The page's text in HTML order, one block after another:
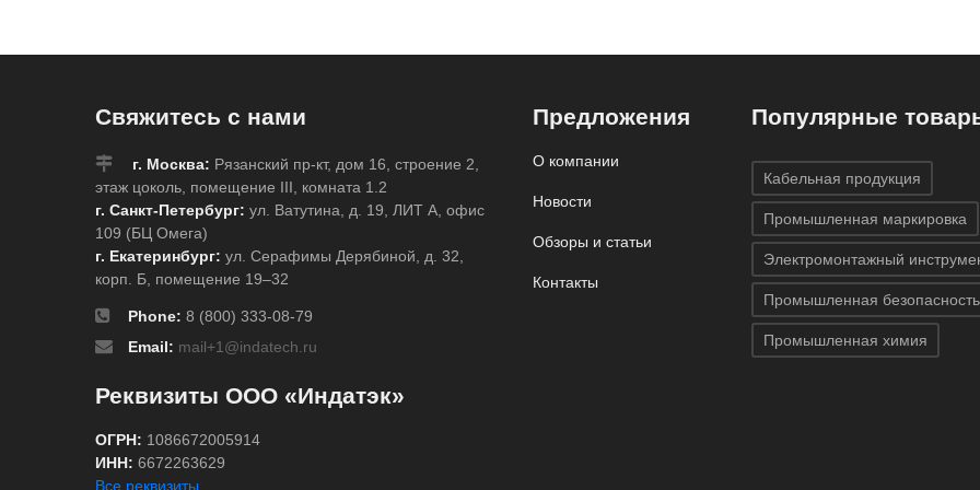
Свяжитесь с нами
г. Москва: Рязанский пр-кт, дом 16, строение 2,
этаж цоколь, помещение III, комната 1.2
г. Санкт-Петербург: ул. Ватутина, д. 19, ЛИТ А, офис
109 (БЦ Омега)
г. Екатеринбург: ул. Серафимы Дерябиной, д. 32,
корп. Б, помещение 19–32
Phone: 8 (800) 333-08-79
Email: mail+1@indatech.ru
Реквизиты ООО «Индатэк»
ОГРН: 1086672005914
ИНН: 6672263629
Все реквизиты
Предложения
О компании
Новости
Обзоры и статьи
Контакты
Популярные
Кабельная продукция
Промышленная маркировка
Электромонтажный
Промышленная безопасность
Промышленная химия